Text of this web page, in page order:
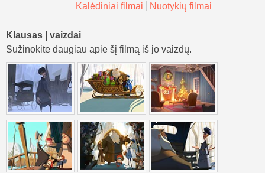
Kalėdiniai filmai
Nuotykių filmai
Klausas | vaizdai
Sužinokite daugiau apie šį filmą iš jo vaizdų.